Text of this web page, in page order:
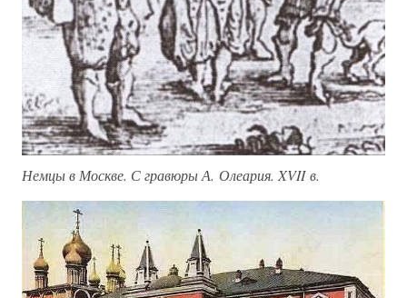
Немцы в Москве. С гравюры А. Олеария. XVII в.